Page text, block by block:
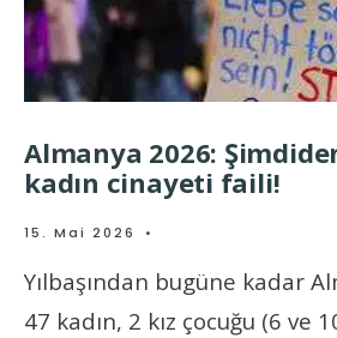
Almanya 2026:
kadın cinayeti faili!
15. Mai 2026 •
Yılbaşından bugüne kadar
47 kadın, 2 kız çocuğu (6 ve